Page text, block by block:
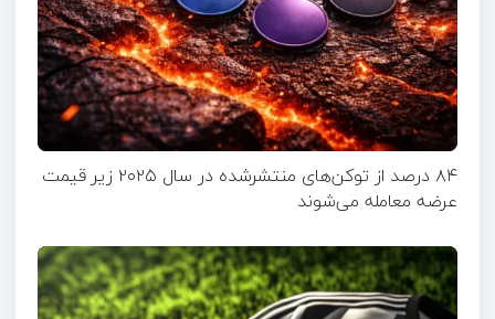
۸۴ درصد از توکن‌های منتشر‌شده در سال ۲۰۲۵ زیر قیمت
عرضه معامله می‌شوند